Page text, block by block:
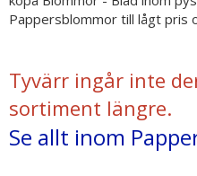
Pappersblommor till lågt pris
Tyvärr ingår inte
sortiment längre.
Se allt inom